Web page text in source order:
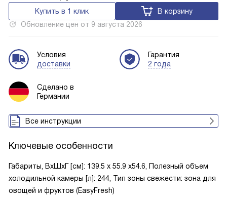
Купить в 1 клик
В корзину
Обновление цен от 9 августа 2026
Условия
доставки
Гарантия
2 года
Сделано в
Германии
Все инструкции
Ключевые особенности
Габариты, ВxШxГ [см]: 139.5 х 55.9 х54.6, Полезный объем
холодильной камеры [л]: 244, Тип зоны свежести: зона для
овощей и фруктов (EasyFresh)